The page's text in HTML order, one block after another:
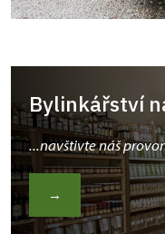
Bylinkářství
...navštivte náš
→